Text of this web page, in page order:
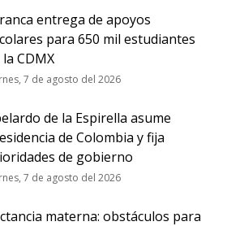
entrega de apoyos
para 650 mil estudiantes
CDMX
7 de agosto del 2026
de la Espirella asume
de Colombia y fija
de gobierno
7 de agosto del 2026
materna: obstáculos para